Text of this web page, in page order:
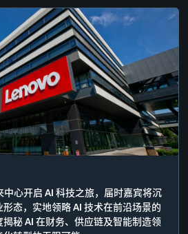
中心开启 AI 科技之旅，届时嘉宾将沉
态，实地领略 AI 技术在前沿场景的
秘 AI 在财务、供应链及智能制造领